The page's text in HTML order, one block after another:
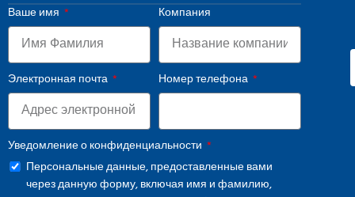
Ваше имя Компания
Электронная почта Номер телефона
Уведомление о конфиденциальности
Персональные данные, предоставленные вами
через данную форму, включая имя и фамилию,